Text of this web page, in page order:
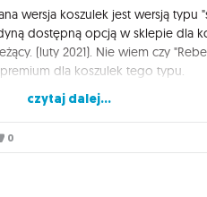
wersja koszulek jest wersją typu
dostępną opcją w sklepie dla
(luty 2021). Nie wiem czy
dla koszulek tego typu.
zetknięcie się z produktami
"Mandala".
w podwójną folię, opisaną i
czytaj dalej...
0